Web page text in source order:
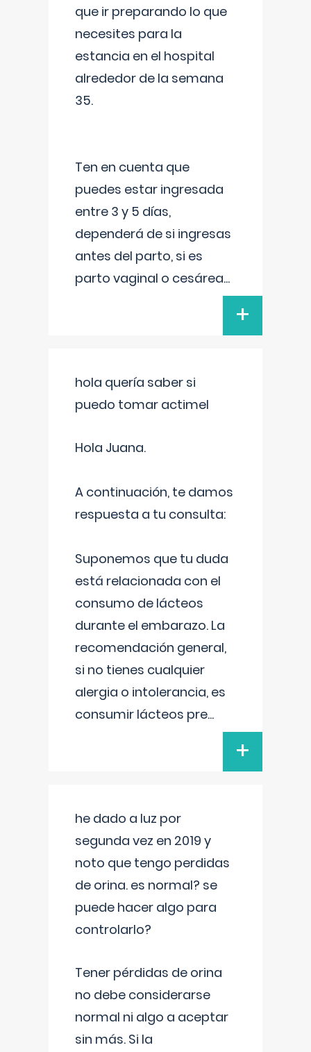
que ir preparando lo que
necesites para la
estancia en el hospital
alrededor de la semana
35.
Ten en cuenta que
puedes estar ingresada
entre 3 y 5 días,
dependerá de si ingresas
antes del parto, si es
parto vaginal o cesárea...
+
hola quería saber si
puedo tomar actimel
Hola Juana.
A continuación, te damos
respuesta a tu consulta:
Suponemos que tu duda
está relacionada con el
consumo de lácteos
durante el embarazo. La
recomendación general,
si no tienes cualquier
alergia o intolerancia, es
consumir lácteos pre...
+
he dado a luz por
segunda vez en 2019 y
noto que tengo perdidas
de orina. es normal? se
puede hacer algo para
controlarlo?
Tener pérdidas de orina
no debe considerarse
normal ni algo a aceptar
sin más. Si la